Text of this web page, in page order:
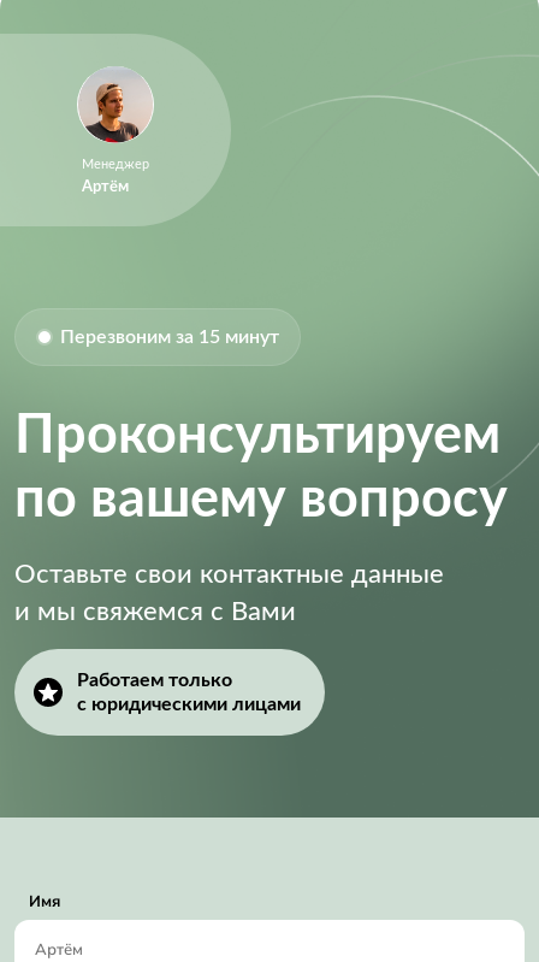
Менеджер
Артём
Перезвоним за 15 минут
Проконсультируем
по вашему вопросу
Оставьте свои контактные данные
и мы свяжемся с Вами
Работаем только
с юридическими лицами
Имя